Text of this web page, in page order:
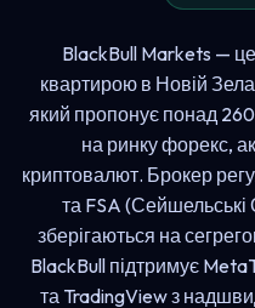
BlackBull Markets —
квартирою в Новій
який пропонує понад
на ринку форекс,
криптовалют. Брокер
та FSA (Сейшельські
зберігаються на
BlackBull підтримує
та TradingView з